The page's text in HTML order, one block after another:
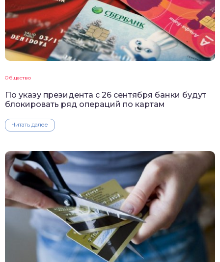
Общество
По указу президента с 26 сентября банки будут
блокировать ряд операций по картам
Читать далее